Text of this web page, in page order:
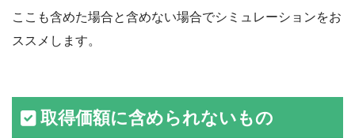
ここも含めた場合と含めない場合でシミュレーションをお
ススメします。
取得価額に含められないもの